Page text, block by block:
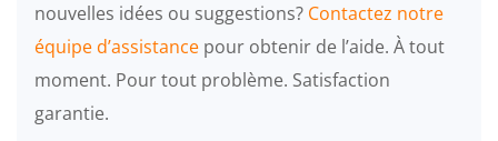
nouvelles idées ou suggestions? Contactez notre
équipe d’assistance pour obtenir de l’aide. À tout
moment. Pour tout problème. Satisfaction
garantie.